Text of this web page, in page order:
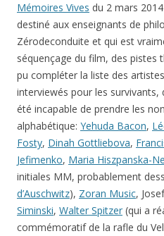
Mémoires Vives du 2 mars
destiné aux enseignants de
Zérodeconduite et qui est
séquençage du film, des pistes
pu compléter la liste des
interviewés pour les survivants,
été incapable de prendre les
alphabétique: Yehuda Bacon,
Fosty, Dinah Gottliebova,
Jefimenko, Maria Hiszpanska-
initiales MM, probablement
d’Auschwitz), Zoran Music,
Siminski, Walter Spitzer (qui a
commémoratif de la rafle du